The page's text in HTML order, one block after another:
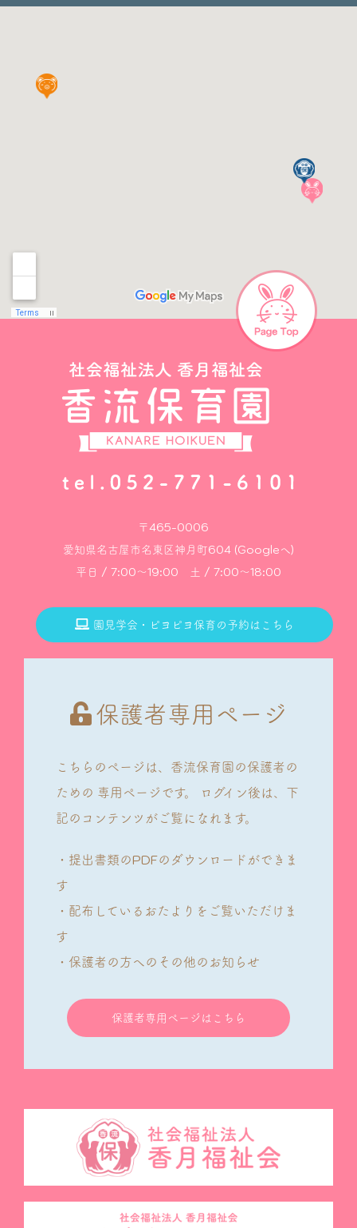
〒465-0006
愛知県名古屋市名東区神月町604 (Googleへ)
平日 / 7:00～19:00 土 / 7:00～18:00
園見学会・ピヨピヨ保育の予約はこちら
保護者専用ページ
こちらのページは、香流保育園の保護者の
ための 専用ページです。
ログイン後は、下
記のコンテンツがご覧になれます。
・提出書類のPDFのダウンロードができま
す
・配布しているおたよりをご覧いただけま
す
・保護者の方へのその他のお知らせ
保護者専用ページはこちら